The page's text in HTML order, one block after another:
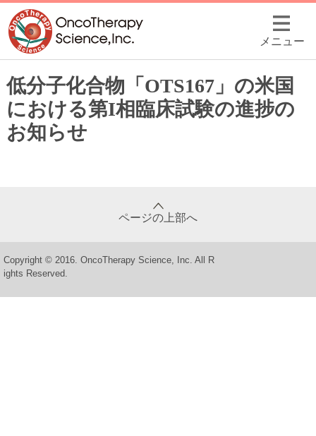
メニュー
低分子化合物「OTS167」の米国
における第I相臨床試験の進捗の
お知らせ
ページの上部へ
Copyright © 2016. OncoTherapy Science, Inc. All R
ights Reserved.